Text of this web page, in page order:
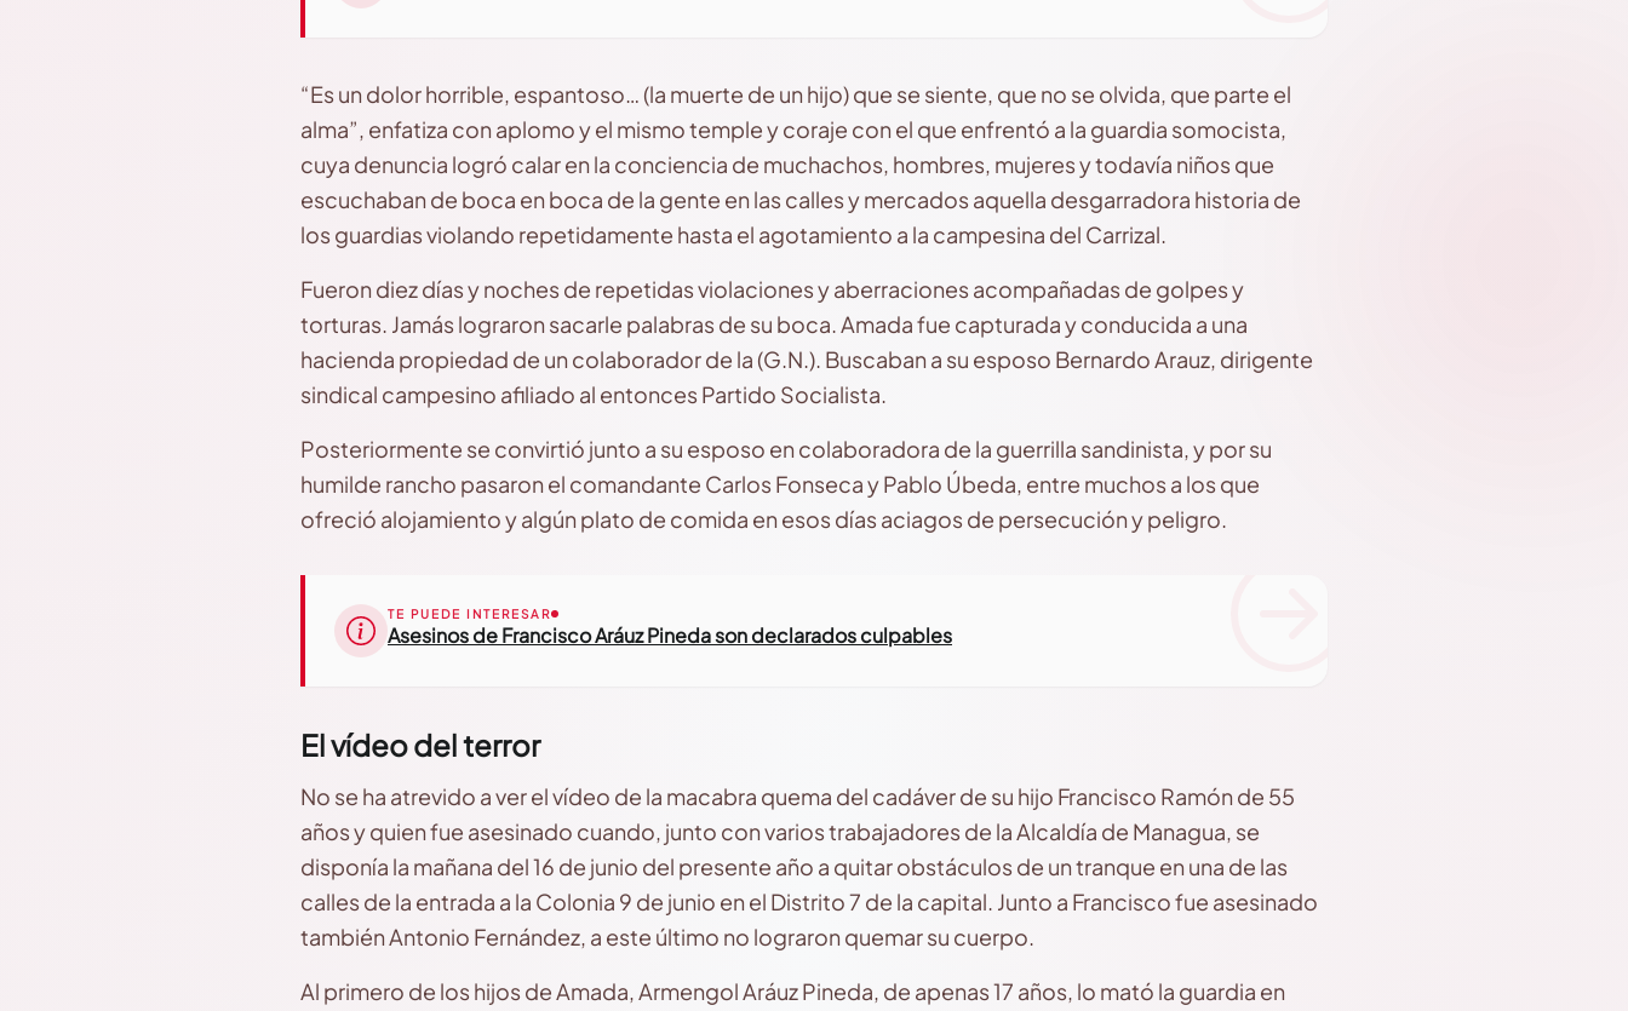
“Es un dolor horrible, espantoso… (la muerte de un hijo) que se siente, que no se olvida, que parte el
alma”, enfatiza con aplomo y el mismo temple y coraje con el que enfrentó a la guardia somocista,
cuya denuncia logró calar en la conciencia de muchachos, hombres, mujeres y todavía niños que
escuchaban de boca en boca de la gente en las calles y mercados aquella desgarradora historia de
los guardias violando repetidamente hasta el agotamiento a la campesina del Carrizal.
Fueron diez días y noches de repetidas violaciones y aberraciones acompañadas de golpes y
torturas. Jamás lograron sacarle palabras de su boca. Amada fue capturada y conducida a una
hacienda propiedad de un colaborador de la (G.N.). Buscaban a su esposo Bernardo Arauz, dirigente
sindical campesino afiliado al entonces Partido Socialista.
Posteriormente se convirtió junto a su esposo en colaboradora de la guerrilla sandinista, y por su
humilde rancho pasaron el comandante Carlos Fonseca y Pablo Úbeda, entre muchos a los que
ofreció alojamiento y algún plato de comida en esos días aciagos de persecución y peligro.
TE PUEDE INTERESAR
Asesinos de Francisco Aráuz Pineda son declarados culpables
El vídeo del terror
No se ha atrevido a ver el vídeo de la macabra quema del cadáver de su hijo Francisco Ramón de 55
años y quien fue asesinado cuando, junto con varios trabajadores de la Alcaldía de Managua, se
disponía la mañana del 16 de junio del presente año a quitar obstáculos de un tranque en una de las
calles de la entrada a la Colonia 9 de junio en el Distrito 7 de la capital. Junto a Francisco fue asesinado
también Antonio Fernández, a este último no lograron quemar su cuerpo.
Al primero de los hijos de Amada, Armengol Aráuz Pineda, de apenas 17 años, lo mató la guardia en